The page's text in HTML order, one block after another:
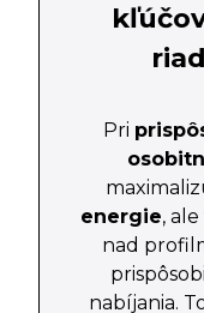
Pri
energie,
nad
nabíjania.